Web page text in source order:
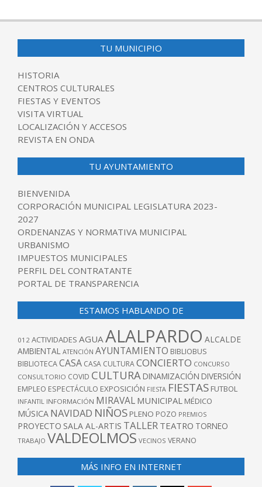
TU MUNICIPIO
HISTORIA
CENTROS CULTURALES
FIESTAS Y EVENTOS
VISITA VIRTUAL
LOCALIZACIÓN Y ACCESOS
REVISTA EN ONDA
TU AYUNTAMIENTO
BIENVENIDA
CORPORACIÓN MUNICIPAL LEGISLATURA 2023-
2027
ORDENANZAS Y NORMATIVA MUNICIPAL
URBANISMO
IMPUESTOS MUNICIPALES
PERFIL DEL CONTRATANTE
PORTAL DE TRANSPARENCIA
ESTAMOS HABLANDO DE
012 ACTIVIDADES AGUA ALALPARDO ALCALDE
AMBIENTAL ATENCIÓN AYUNTAMIENTO BIBLIOBUS
BIBLIOTECACASA CASA CULTURACONCIERTO CONCURSO
CONSULTORIO COVID CULTURA DINAMIZACIÓN DIVERSIÓN
EMPLEO ESPECTÁCULO EXPOSICIÓN FIESTA FIESTAS FUTBOL
INFANTIL INFORMACIÓN MIRAVAL MUNICIPAL MÉDICO
MÚSICA NAVIDAD NIÑOS PLENO POZO PREMIOS
PROYECTO SALA AL-ARTIS TALLER TEATRO TORNEO
TRABAJO VALDEOLMOS VECINOS VERANO
MÁS INFO EN INTERNET